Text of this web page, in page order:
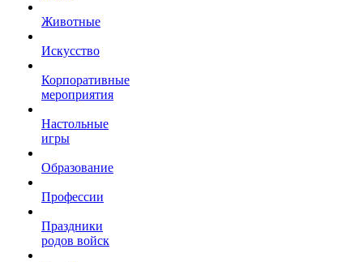
Животные
Искусство
Корпоративные
мероприятия
Настольные
игры
Образование
Профессии
Праздники
родов войск